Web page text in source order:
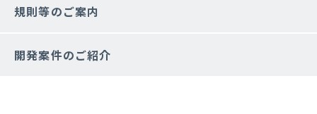
規則等のご案内
開発案件のご紹介